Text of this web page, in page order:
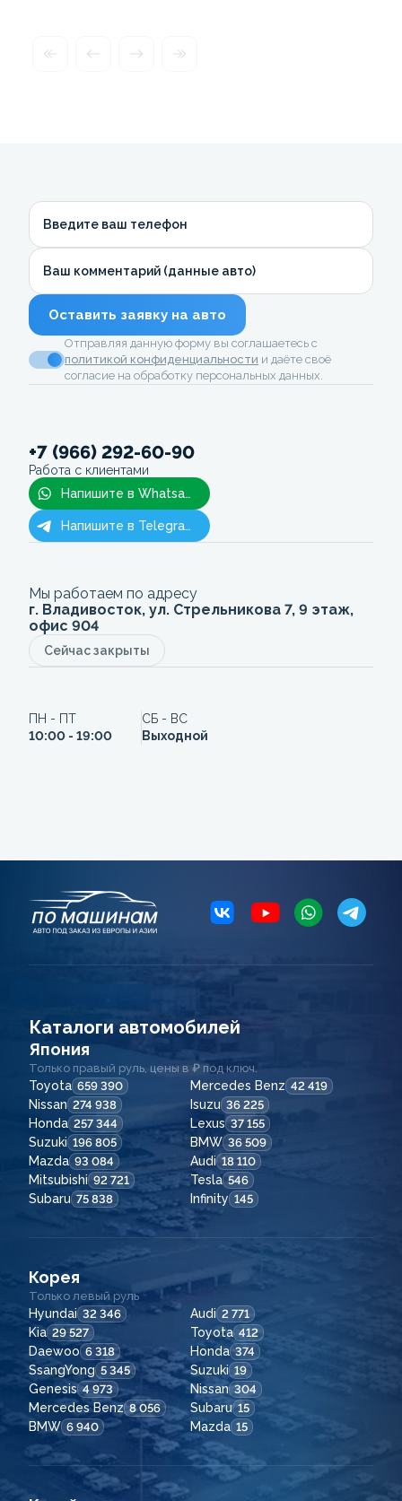
Введите ваш телефон
Ваш комментарий (данные авто)
Оставить заявку на авто
Отправляя данную форму вы соглашаетесь с
политикой конфиденциальности и даёте своё
согласие на обработку персональных данных.
+7 (966) 292-60-90
Работа с клиентами
Напишите в Whatsapp
Напишите в Telegram
Мы работаем по адресу
г. Владивосток, ул. Стрельникова 7, 9 этаж,
офис 904
Сейчас закрыты
ПН - ПТ
10:00 - 19:00
СБ - ВС
Выходной
Каталоги автомобилей
Япония
Только правый руль, цены в ₽ под ключ.
Toyota 659 390 Mercedes Benz 42 419
Nissan 274 938 Isuzu 36 225
Honda 257 344 Lexus 37 155
Suzuki 196 805 BMW 36 509
Mazda 93 084 Audi 18 110
Mitsubishi 92 721 Tesla 546
Subaru 75 838 Infinity 145
Корея
Только левый руль
Hyundai 32 346 Audi 2 771
Kia 29 527 Toyota 412
Daewoo 6 318 Honda 374
SsangYong 5 345 Suzuki 19
Genesis 4 973 Nissan 304
Mercedes Benz 8 056 Subaru 15
BMW 6 940 Mazda 15